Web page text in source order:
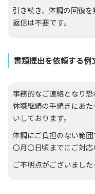
引き続き、体調の回復を
返信は不要です。
書類提出を依頼する例
事務的なご連絡となり恐
休職継続の手続きにあ
いしております。
体調にご負担のない範囲
〇月〇日頃までにご対応
ご不明点がございまし